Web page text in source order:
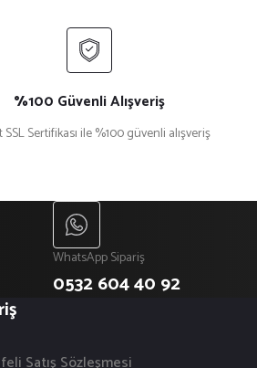
%100 Güvenli Alışveriş
SSL Sertifikası ile %100 güvenli alışveriş
WhatsApp Sipariş
0532 604 40 92
Satış Sözleşmesi